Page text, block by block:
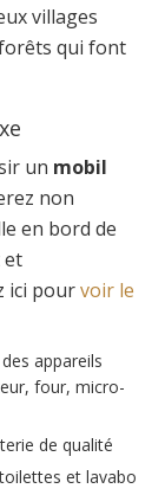
villages
qui font
un mobil
non
en bord de
et
ici pourvoir le
appareils
four, micro-
de qualité
et lavabo